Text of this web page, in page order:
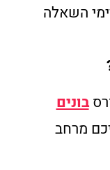
השאלה
בונים
מרחב